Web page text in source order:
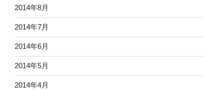
2014年8月
2014年7月
2014年6月
2014年5月
2014年4月